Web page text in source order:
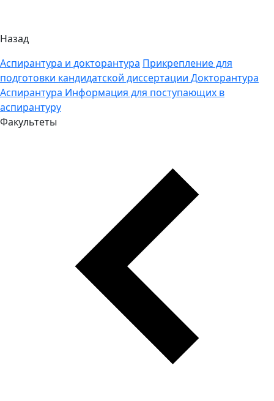
Назад
Аспирантура и докторантура Прикрепление для
подготовки кандидатской диссертации Докторантура
Аспирантура Информация для поступающих в
аспирантуру
Факультеты